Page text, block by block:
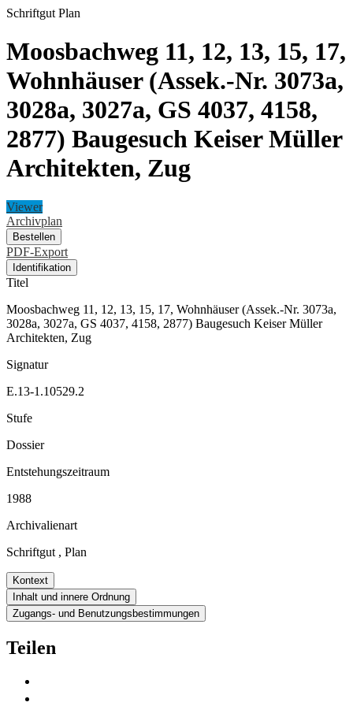
Schriftgut Plan
Moosbachweg 11, 12, 13, 15, 17,
Wohnhäuser (Assek.-Nr. 3073a,
3028a, 3027a, GS 4037, 4158,
2877) Baugesuch Keiser Müller
Architekten, Zug
Viewer
Archivplan
Bestellen
PDF-Export
Identifikation
Titel
Moosbachweg 11, 12, 13, 15, 17, Wohnhäuser (Assek.-Nr. 3073a,
3028a, 3027a, GS 4037, 4158, 2877) Baugesuch Keiser Müller
Architekten, Zug
Signatur
E.13-1.10529.2
Stufe
Dossier
Entstehungszeitraum
1988
Archivalienart
Schriftgut , Plan
Kontext
Inhalt und innere Ordnung
Zugangs- und Benutzungsbestimmungen
Teilen